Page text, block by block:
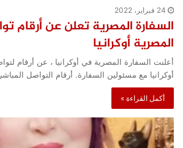
24 فبراير، 2022
السفارة المصرية تعلن عن أرقام
المصرية أوكرانيا
أعلنت السفارة المصرية في أوكرانيا ، عن أرقام
أوكرانيا مع مسئولين السفارة. أرقام التواصل
أكمل القراءة »